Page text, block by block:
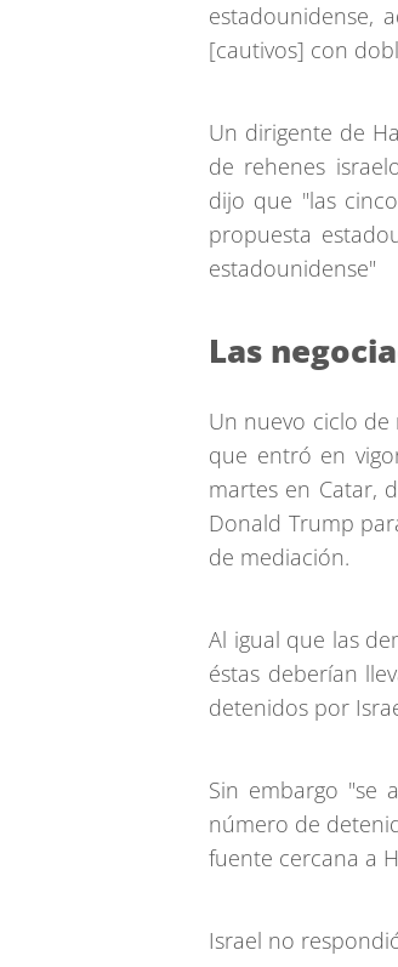
estadounidense,
[cautivos] con
Un dirigente de
de rehenes
dijo que "las
propuesta
estadounidense"
Las
Un nuevo ciclo de
que entró en
martes en Catar,
Donald Trump
de mediación.
Al igual que las
éstas deberían
detenidos por
Sin embargo "se
número de
fuente cercana a
Israel no